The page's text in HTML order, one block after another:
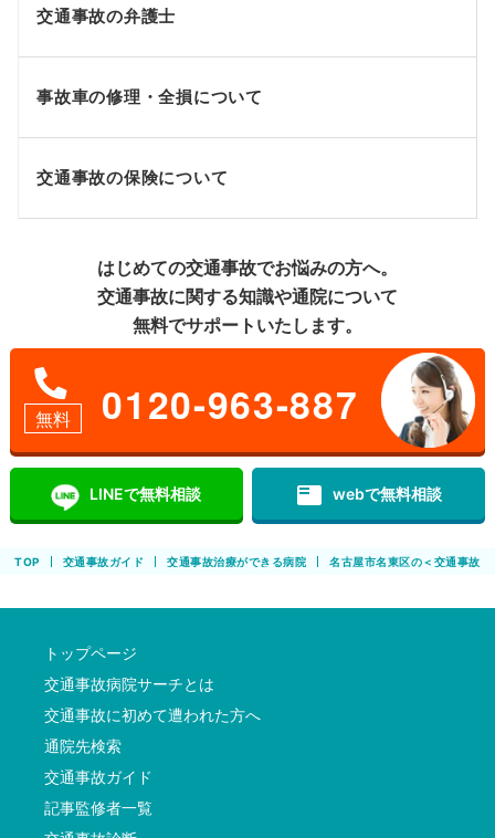
交通事故の弁護士
事故車の修理・全損について
交通事故の保険について
はじめての交通事故でお悩みの方へ。
交通事故に関する知識や通院について
無料でサポートいたします。
無料 0120-963-887
LINEで無料相談 featured_play_list webで無料相談
TOP 交通事故ガイド 交通事故治療ができる病院 名古屋市名東区の＜交通事故
トップページ
交通事故病院サーチとは
交通事故に初めて遭われた方へ
通院先検索
交通事故ガイド
記事監修者一覧